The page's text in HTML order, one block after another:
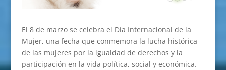
El 8 de marzo se celebra el Día Internacional de la
Mujer, una fecha que conmemora la lucha histórica
de las mujeres por la igualdad de derechos y la
participación en la vida política, social y económica.